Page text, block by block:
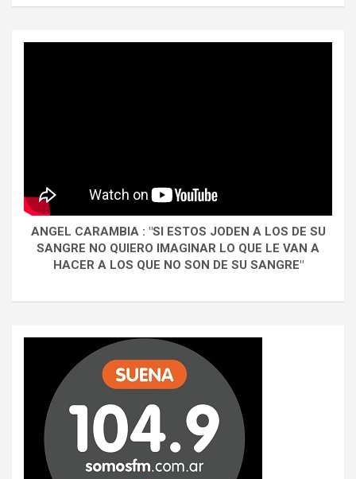
ANGEL CARAMBIA : "SI ESTOS JODEN A LOS DE SU
SANGRE NO QUIERO IMAGINAR LO QUE LE VAN A
HACER A LOS QUE NO SON DE SU SANGRE"